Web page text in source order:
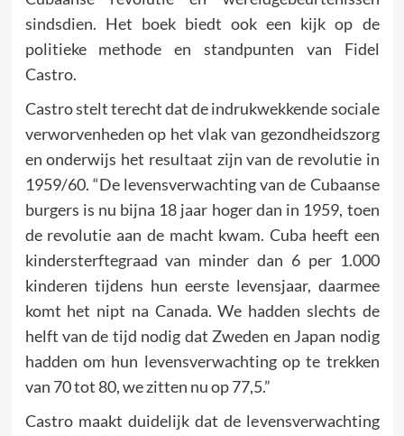
sindsdien. Het boek biedt ook een kijk op de
politieke methode en standpunten van Fidel
Castro.
Castro stelt terecht dat de indrukwekkende sociale
verworvenheden op het vlak van gezondheidszorg
en onderwijs het resultaat zijn van de revolutie in
1959/60. “De levensverwachting van de Cubaanse
burgers is nu bijna 18 jaar hoger dan in 1959, toen
de revolutie aan de macht kwam. Cuba heeft een
kindersterftegraad van minder dan 6 per 1.000
kinderen tijdens hun eerste levensjaar, daarmee
komt het nipt na Canada. We hadden slechts de
helft van de tijd nodig dat Zweden en Japan nodig
hadden om hun levensverwachting op te trekken
van 70 tot 80, we zitten nu op 77,5.”
Castro maakt duidelijk dat de levensverwachting